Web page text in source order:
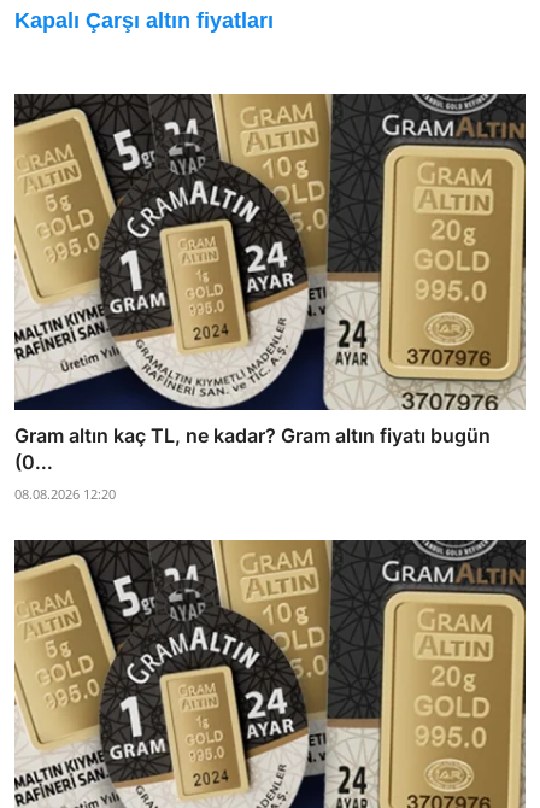
Kapalı Çarşı altın fiyatları
Gram altın kaç TL, ne kadar? Gram altın fiyatı bugün
(0...
08.08.2026 12:20